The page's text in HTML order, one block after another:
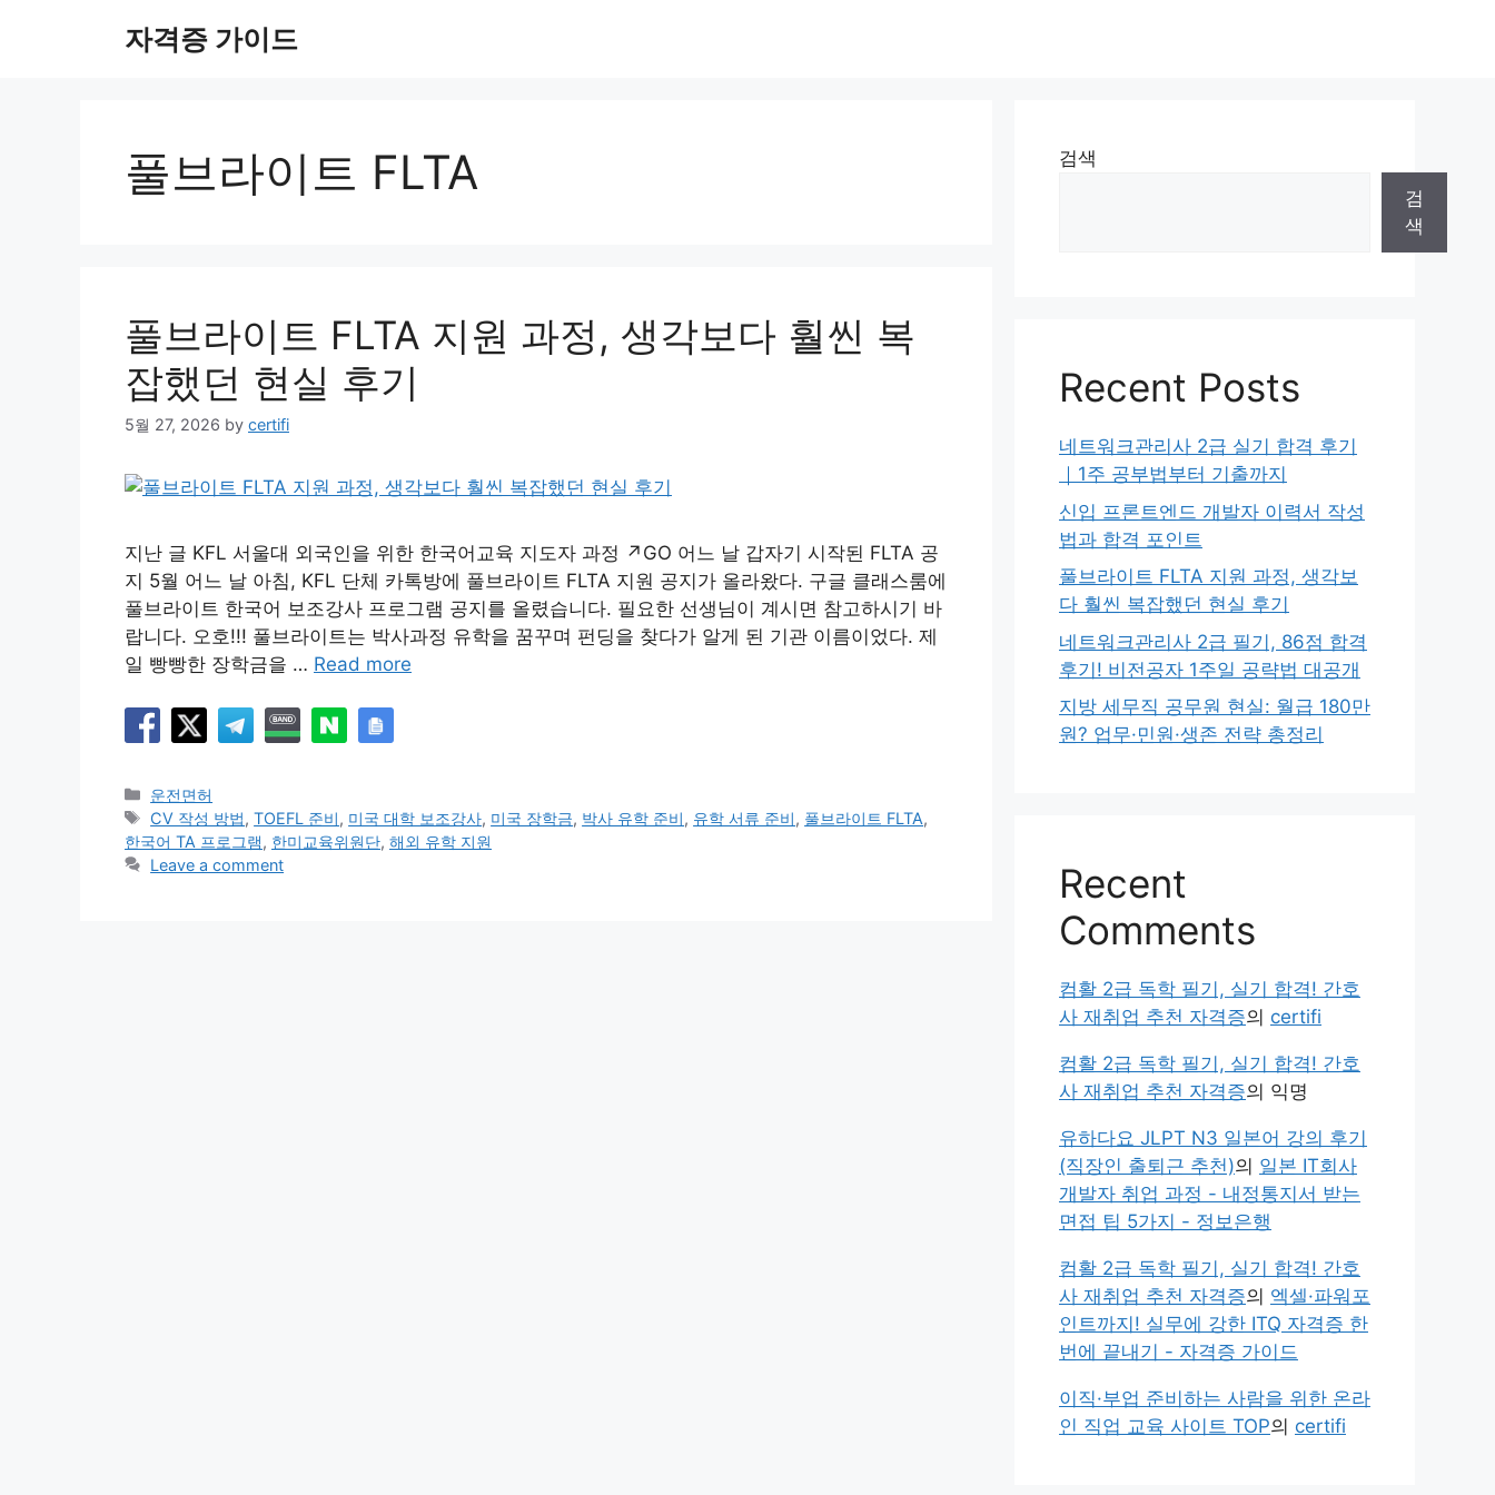
자격증 가이드
풀브라이트 FLTA
풀브라이트 FLTA 지원 과정, 생각보다 훨씬 복
잡했던 현실 후기
5월 27, 2026 by certifi
지난 글 KFL 서울대 외국인을 위한 한국어교육 지도자 과정 ↗GO 어느 날 갑자기 시작된 FLTA 공
지 5월 어느 날 아침, KFL 단체 카톡방에 풀브라이트 FLTA 지원 공지가 올라왔다. 구글 클래스룸에
풀브라이트 한국어 보조강사 프로그램 공지를 올렸습니다. 필요한 선생님이 계시면 참고하시기 바
랍니다. 오호!!! 풀브라이트는 박사과정 유학을 꿈꾸며 펀딩을 찾다가 알게 된 기관 이름이었다. 제
일 빵빵한 장학금을 … Read more
Categories
운전면허
Tags
CV 작성 방법,TOEFL 준비, 미국 대학 보조강사, 미국 장학금, 박사 유학 준비, 유학 서류 준비, 풀브라이트 FLTA,
한국어 TA 프로그램, 한미교육위원단, 해외 유학 지원
Leave a comment
검색
검
색
Recent Posts
네트워크관리사 2급 실기 합격 후기
｜1주 공부법부터 기출까지
신입 프론트엔드 개발자 이력서 작성
법과 합격 포인트
풀브라이트 FLTA 지원 과정, 생각보
다 훨씬 복잡했던 현실 후기
네트워크관리사 2급 필기, 86점 합격
후기! 비전공자 1주일 공략법 대공개
지방 세무직 공무원 현실: 월급 180만
원? 업무·민원·생존 전략 총정리
Recent
Comments
컴활 2급 독학 필기, 실기 합격! 간호
사 재취업 추천 자격증의 certifi
컴활 2급 독학 필기, 실기 합격! 간호
사 재취업 추천 자격증의 익명
유하다요 JLPT N3 일본어 강의 후기
(직장인 출퇴근 추천)의 일본 IT회사
개발자 취업 과정 - 내정통지서 받는
면접 팁 5가지 - 정보은행
컴활 2급 독학 필기, 실기 합격! 간호
사 재취업 추천 자격증의 엑셀·파워포
인트까지! 실무에 강한 ITQ 자격증 한
번에 끝내기 - 자격증 가이드
이직·부업 준비하는 사람을 위한 온라
인 직업 교육 사이트 TOP의 certifi